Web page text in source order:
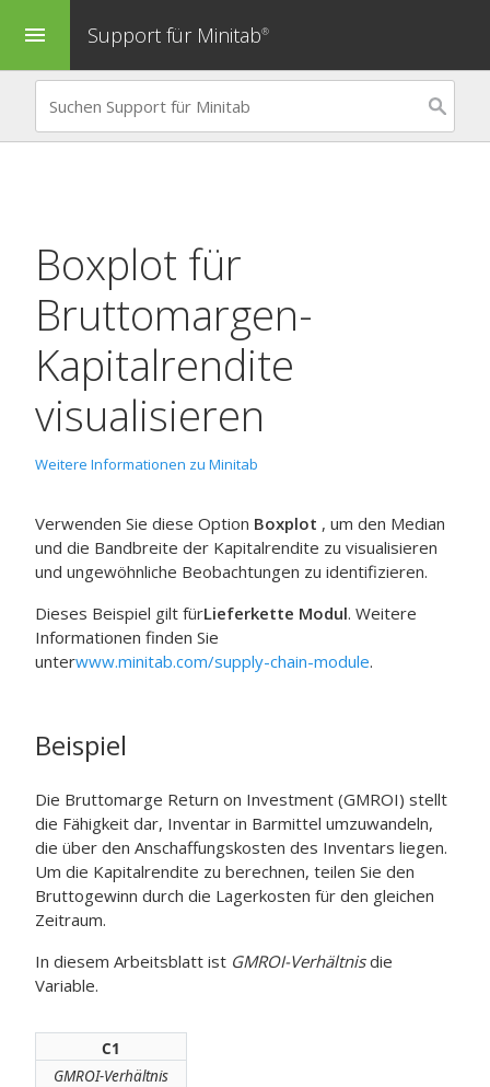
menu Support für Minitab®
Boxplot für
Bruttomargen-
Kapitalrendite
visualisieren
Weitere Informationen zu Minitab
Verwenden Sie diese Option Boxplot , um den Median
und die Bandbreite der Kapitalrendite zu visualisieren
und ungewöhnliche Beobachtungen zu identifizieren.
Dieses Beispiel gilt fürLieferkette Modul. Weitere
Informationen finden Sie
unterwww.minitab.com/supply-chain-module.
Beispiel
Die Bruttomarge Return on Investment (GMROI) stellt
die Fähigkeit dar, Inventar in Barmittel umzuwandeln,
die über den Anschaffungskosten des Inventars liegen.
Um die Kapitalrendite zu berechnen, teilen Sie den
Bruttogewinn durch die Lagerkosten für den gleichen
Zeitraum.
In diesem Arbeitsblatt ist GMROI-Verhältnisdie
Variable.
C1
GMROI-Verhältnis